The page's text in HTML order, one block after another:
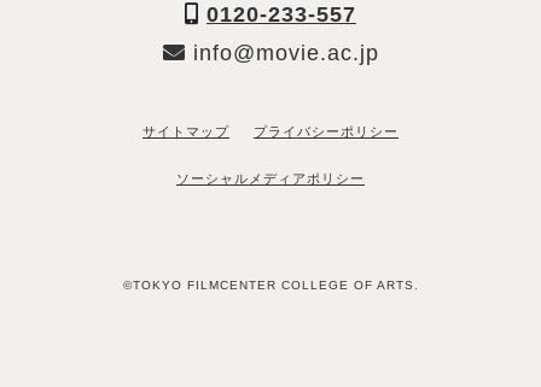
0120-233-557
info@movie.ac.jp
サイトマップ プライバシーポリシー
ソーシャルメディアポリシー
©TOKYO FILMCENTER COLLEGE OF ARTS.